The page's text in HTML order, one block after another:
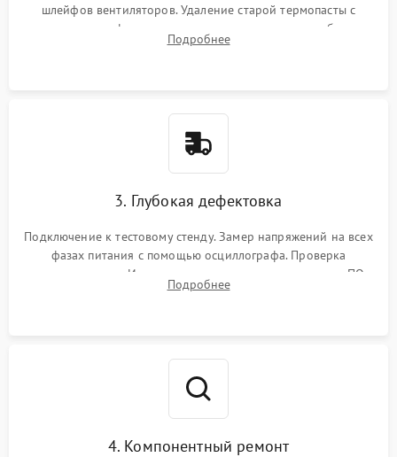
шлейфов вентиляторов. Удаление старой термопасты с
кристалла графического чипа и термопрокладок с банок
памяти и зоны VRM. Очистка платы от пыли и окислов.
Подробнее
3. Глубокая дефектовка
Подключение к тестовому стенду. Замер напряжений на всех
фазах питания с помощью осциллографа. Проверка
инициализации. Использование специализированного ПО
MATS
Подробнее
4. Компонентный ремонт